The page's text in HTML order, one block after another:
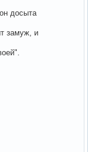
досыта
замуж, и